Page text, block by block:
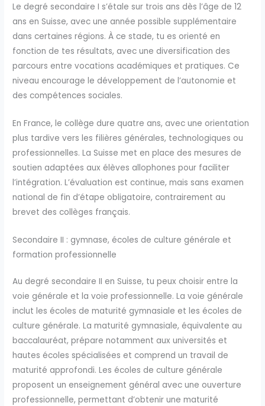
Le degré secondaire I s’étale sur trois ans dès l’âge de 12
ans en Suisse, avec une année possible supplémentaire
dans certaines régions. À ce stade, tu es orienté en
fonction de tes résultats, avec une diversification des
parcours entre vocations académiques et pratiques. Ce
niveau encourage le développement de l’autonomie et
des compétences sociales.
En France, le collège dure quatre ans, avec une orientation
plus tardive vers les filières générales, technologiques ou
professionnelles. La Suisse met en place des mesures de
soutien adaptées aux élèves allophones pour faciliter
l’intégration. L’évaluation est continue, mais sans examen
national de fin d’étape obligatoire, contrairement au
brevet des collèges français.
Secondaire II : gymnase, écoles de culture générale et
formation professionnelle
Au degré secondaire II en Suisse, tu peux choisir entre la
voie générale et la voie professionnelle. La voie générale
inclut les écoles de maturité gymnasiale et les écoles de
culture générale. La maturité gymnasiale, équivalente au
baccalauréat, prépare notamment aux universités et
hautes écoles spécialisées et comprend un travail de
maturité approfondi. Les écoles de culture générale
proposent un enseignement général avec une ouverture
professionnelle, permettant d’obtenir une maturité